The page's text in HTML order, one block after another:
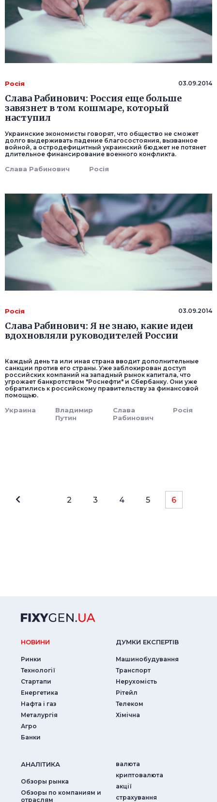
Росія 03.09.2014
Слава Рабинович: Россия еще больше
завязнет в том кошмаре, который
наступил
Украинские экономисты говорят, что общество не сможет
долго выдерживать падение благосостояния, вызванное
войной, а остродефицитный украинский бюджет не потянет
длительное финансирование военного конфликта.
Слава Рабинович Росія
Росія 03.09.2014
Слава Рабинович: Я не знаю, какие идеи
вдохновляли руководителей России
Каждый день та или иная страна вводит дополнительные
санкции против его страны. Уже заблокирован доступ
российских компаний на западный рынок капитала, что
угрожает банкротством "Роснефти" и Сбербанку. Они уже
обратились к российскому правительству за финансовой
помощью.
Украина
Владимир
Путин
Слава
Рабинович
Росія
2 3 4 5 6
НОВИНИ
Ринки
Технології
Стартапи
Енергетика
Нафта і газ
Металургія
Агро
Банки
ДУМКИ ЕКСПЕРТIВ
Машинобудування
Транспорт
Нерухомість
Рітейл
Телеком
Хімічна
АНАЛIТИКА
Обзоры рынка
Обзоры по компаниям и
отраслям
валюта
криптовалюта
акції
страхування